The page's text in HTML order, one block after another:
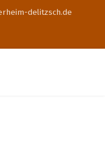
delitzsch.de